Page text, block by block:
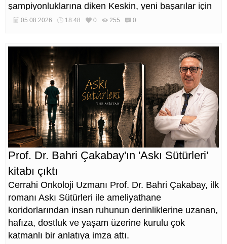
şampiyonluklarına diken Keskin, yeni başarılar için
çalışmalarını sürdürüyor.
05.08.2026 18:48 0 255 0
Prof. Dr. Bahri Çakabay'ın 'Askı Sütürleri'
kitabı çıktı
Cerrahi Onkoloji Uzmanı Prof. Dr. Bahri Çakabay, ilk
romanı Askı Sütürleri ile ameliyathane
koridorlarından insan ruhunun derinliklerine uzanan,
hafıza, dostluk ve yaşam üzerine kurulu çok
katmanlı bir anlatıya imza attı.